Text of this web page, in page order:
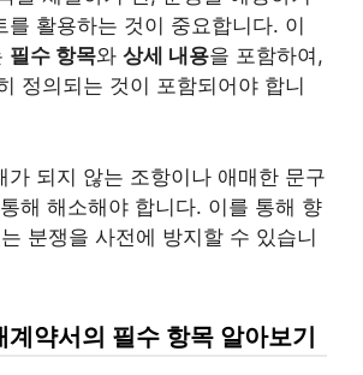
를 활용하는 것이 중요합니다. 이
필수 항목와 상세 내용을 포함하여,
정의되는 것이 포함되어야 합니
가 되지 않는 조항이나 애매한 문구
해 해소해야 합니다. 이를 통해 향
분쟁을 사전에 방지할 수 있습니
계약서의 필수 항목 알아보기